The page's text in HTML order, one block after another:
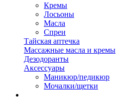
Кремы
Лосьоны
Масла
Спреи
Тайская аптечка
Массажные масла и кремы
Дезодоранты
Аксессуары
Маникюр/педикюр
Мочалки/щетки